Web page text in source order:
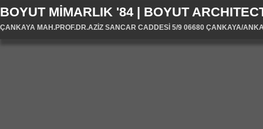
BOYUT MİMARLIK '84 | BOYUT
ÇANKAYA MAH.PROF.DR.AZİZ SANCAR CADDESİ 5/9 06680 ÇANKAYA/